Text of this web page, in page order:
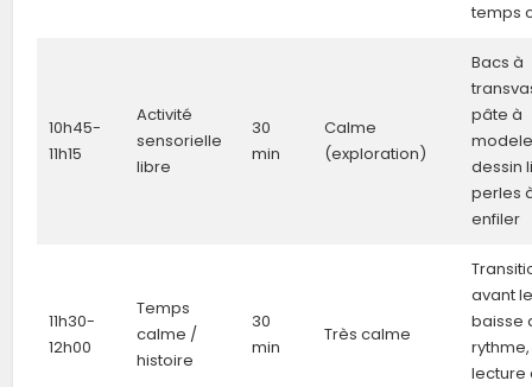
temps
10h45-
11h15
Activité
sensorielle
libre
30
min
Calme
(exploration)
Bacs à
pâte à
dessin
perles
enfiler
11h30-
12h00
Temps
calme /
histoire
30
min
Très calme
avant
baisse
rythme,
lecture